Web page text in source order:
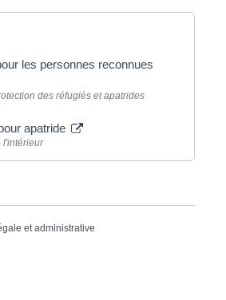
les personnes reconnues
des réfugiés et apatrides
apatride
l'intérieur
et administrative